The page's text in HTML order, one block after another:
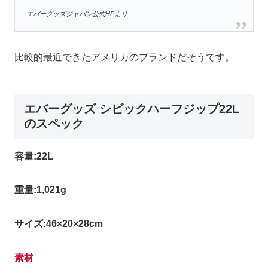
エバーグッズジャパン公式HPより
比較的最近できたアメリカのブランドだそうです。
エバーグッズ シビックハーフジップ22L
のスペック
容量:22L
重量:1,021g
サイズ:46×20×28cm
素材